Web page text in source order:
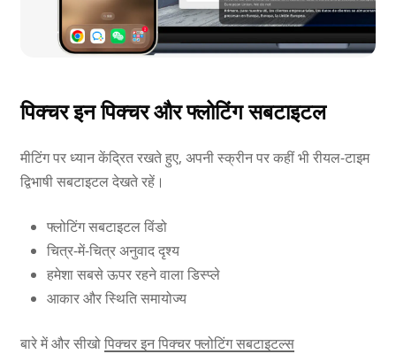
पिक्चर इन पिक्चर और फ्लोटिंग सबटाइटल
मीटिंग पर ध्यान केंद्रित रखते हुए, अपनी स्क्रीन पर कहीं भी रीयल-टाइम
द्विभाषी सबटाइटल देखते रहें।
फ्लोटिंग सबटाइटल विंडो
चित्र-में-चित्र अनुवाद दृश्य
हमेशा सबसे ऊपर रहने वाला डिस्प्ले
आकार और स्थिति समायोज्य
बारे में और सीखोपिक्चर इन पिक्चर फ्लोटिंग सबटाइटल्स